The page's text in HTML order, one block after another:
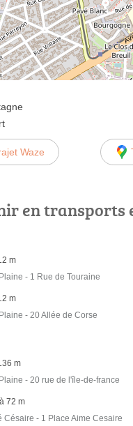
Waze
en transports
m
- 1 Rue de Touraine
m
- 20 Allée de Corse
m
- 20 rue de l'île-de-france
72 m
Césaire - 1 Place Aime Cesaire